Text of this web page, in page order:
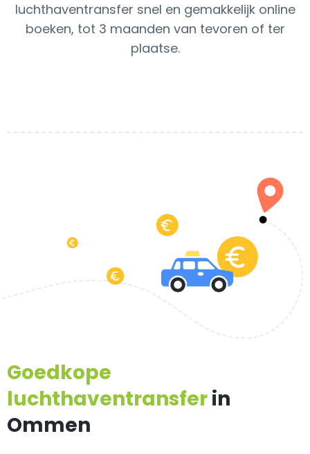
luchthaventransfer snel en gemakkelijk online
boeken, tot 3 maanden van tevoren of ter
plaatse.
Goedkope
luchthaventransferin
Ommen